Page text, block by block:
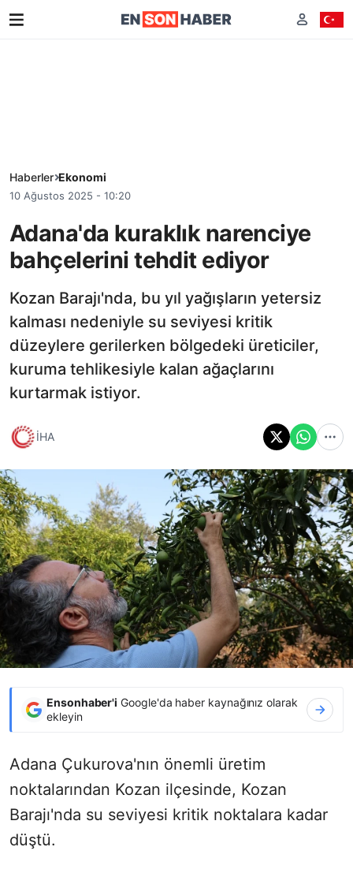
Haberler Ekonomi
10 Ağustos 2025 - 10:20
Adana'da kuraklık narenciye
bahçelerini tehdit ediyor
Kozan Barajı'nda, bu yıl yağışların yetersiz
kalması nedeniyle su seviyesi kritik
düzeylere gerilerken bölgedeki üreticiler,
kuruma tehlikesiyle kalan ağaçlarını
kurtarmak istiyor.
İHA
Ensonhaber'i Google'da haber kaynağınız olarak
ekleyin
Adana Çukurova'nın önemli üretim
noktalarından Kozan ilçesinde, Kozan
Barajı'nda su seviyesi kritik noktalara kadar
düştü.